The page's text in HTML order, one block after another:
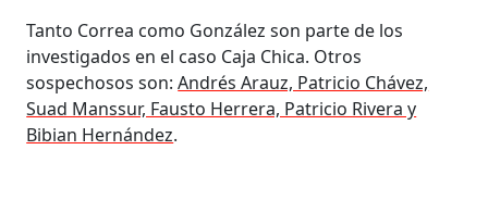
Tanto Correa como González son parte de los
investigados en el caso Caja Chica. Otros
sospechosos son:Andrés Arauz, Patricio Chávez,
Suad Manssur, Fausto Herrera, Patricio Rivera y
Bibian Hernández.